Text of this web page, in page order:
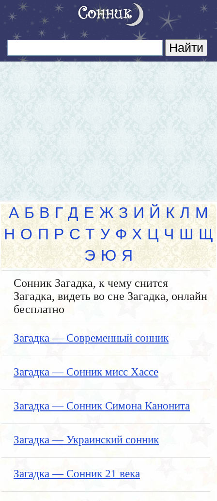
А Б В Г Д Е Ж З И Й К Л М
Н О П Р С Т У Ф Х Ц Ч Ш Щ
Э Ю Я
Сонник Загадка, к чему снится
Загадка, видеть во сне Загадка, онлайн
бесплатно
Загадка — Современный сонник
Загадка — Сонник мисс Хассе
Загадка — Сонник Симона Канонита
Загадка — Украинский сонник
Загадка — Сонник 21 века